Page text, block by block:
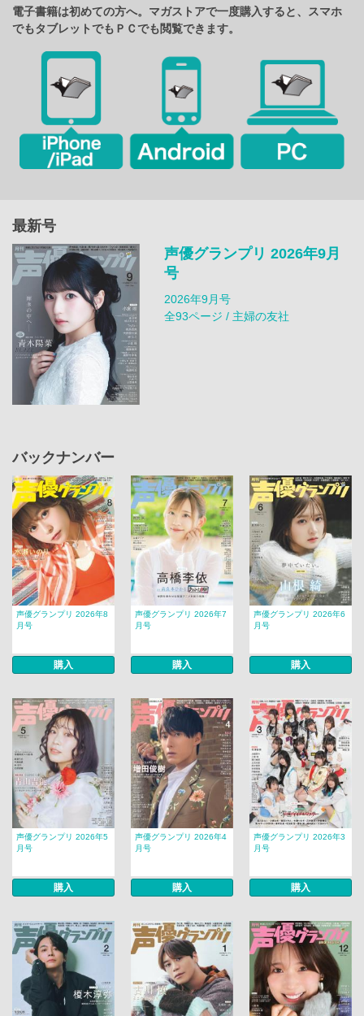
電子書籍は初めての方へ。マガストアで一度購入すると、スマホ
でもタブレットでもＰＣでも閲覧できます。
最新号
声優グランプリ 2026年9月
号
2026年9月号
全93ページ / 主婦の友社
バックナンバー
声優グランプリ 2026年8
月号
購入
声優グランプリ 2026年7
月号
購入
声優グランプリ 2026年6
月号
購入
声優グランプリ 2026年5
月号
購入
声優グランプリ 2026年4
月号
購入
声優グランプリ 2026年3
月号
購入